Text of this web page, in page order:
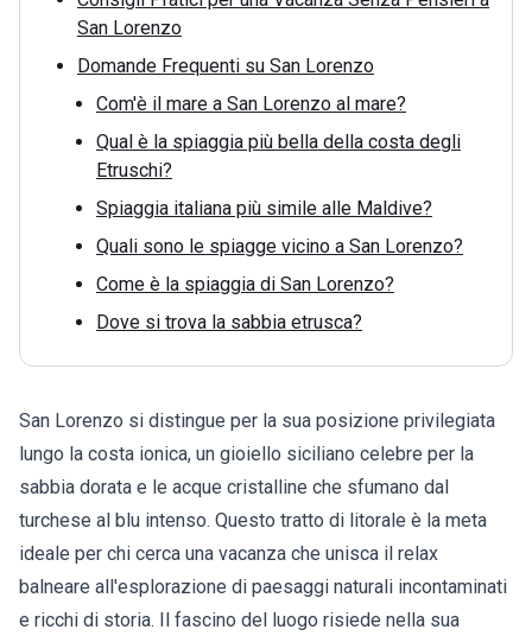
San Lorenzo
Domande Frequenti su San Lorenzo
Com'è il mare a San Lorenzo al mare?
Qual è la spiaggia più bella della costa degli
Etruschi?
Spiaggia italiana più simile alle Maldive?
Quali sono le spiagge vicino a San Lorenzo?
Come è la spiaggia di San Lorenzo?
Dove si trova la sabbia etrusca?
San Lorenzo si distingue per la sua posizione privilegiata
lungo la costa ionica, un gioiello siciliano celebre per la
sabbia dorata e le acque cristalline che sfumano dal
turchese al blu intenso. Questo tratto di litorale è la meta
ideale per chi cerca una vacanza che unisca il relax
balneare all'esplorazione di paesaggi naturali incontaminati
e ricchi di storia. Il fascino del luogo risiede nella sua